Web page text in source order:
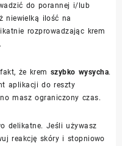
do porannej i/lub
niewielką ilość na
rozprowadzając krem
że krem szybko wysycha.
aplikacji do reszty
masz ograniczony czas.
delikatne. Jeśli używasz
reakcję skóry i stopniowo